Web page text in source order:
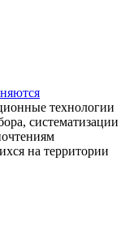
технологии
систематизации
на территории